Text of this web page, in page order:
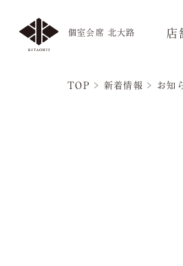
個室会席 北大路 店
TOP > 新着情報 > お知